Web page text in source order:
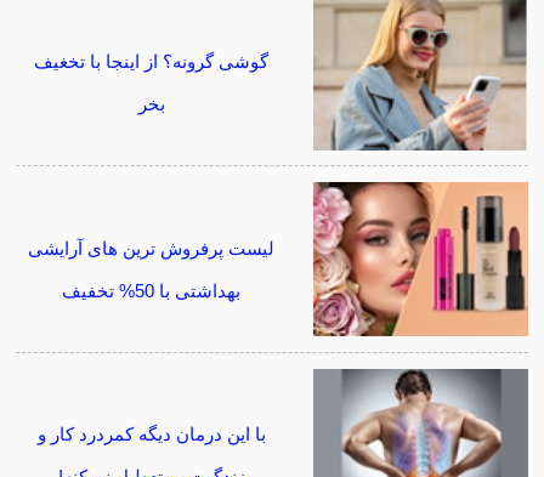
گوشی گرونه؟ از اینجا با تخغیف
بخر
لیست پرفروش ترین های آرایشی
بهداشتی با 50% تخفیف
با این درمان دیگه کمردرد کار و